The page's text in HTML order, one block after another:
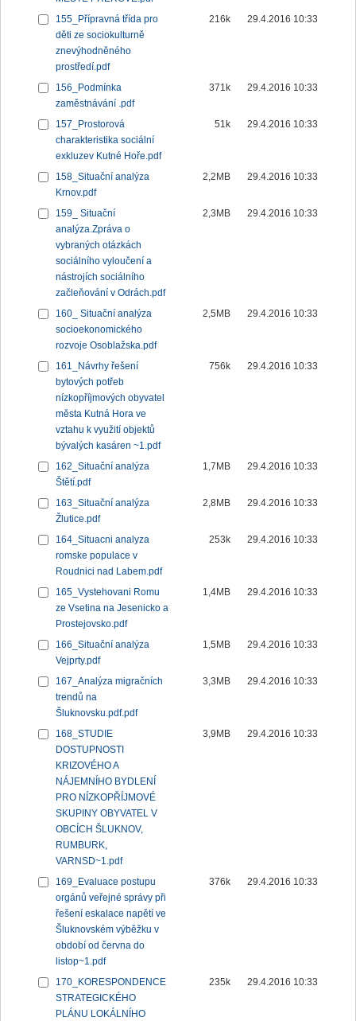
155_Přípravná třída pro
děti ze sociokulturně
znevýhodněného
prostředí.pdf
216k 29.4.2016 10:33
156_Podmínka
zaměstnávání .pdf
371k 29.4.2016 10:33
157_Prostorová
charakteristika sociální
exkluzev Kutné Hoře.pdf
51k 29.4.2016 10:33
158_Situační analýza
Krnov.pdf
2,2MB 29.4.2016 10:33
159_ Situační
analýza.Zpráva o
vybraných otázkách
sociálního vyloučení a
nástrojích sociálního
začleňování v Odrách.pdf
2,3MB 29.4.2016 10:33
160_ Situační analýza
socioekonomického
rozvoje Osoblažska.pdf
2,5MB 29.4.2016 10:33
161_Návrhy řešení
bytových potřeb
nízkopříjmových obyvatel
města Kutná Hora ve
vztahu k využití objektů
bývalých kasáren ~1.pdf
756k 29.4.2016 10:33
162_Situační analýza
Štětí.pdf
1,7MB 29.4.2016 10:33
163_Situační analýza
Žlutice.pdf
2,8MB 29.4.2016 10:33
164_Situacni analyza
romske populace v
Roudnici nad Labem.pdf
253k 29.4.2016 10:33
165_Vystehovani Romu
ze Vsetina na Jesenicko a
Prostejovsko.pdf
1,4MB 29.4.2016 10:33
166_Situační analýza
Vejprty.pdf
1,5MB 29.4.2016 10:33
167_Analýza migračních
trendů na
Šluknovsku.pdf.pdf
3,3MB 29.4.2016 10:33
168_STUDIE
DOSTUPNOSTI
KRIZOVÉHO A
NÁJEMNÍHO BYDLENÍ
PRO NÍZKOPŘÍJMOVÉ
SKUPINY OBYVATEL V
OBCÍCH ŠLUKNOV,
RUMBURK,
VARNSD~1.pdf
3,9MB 29.4.2016 10:33
169_Evaluace postupu
orgánů veřejné správy při
řešení eskalace napětí ve
Šluknovském výběžku v
období od června do
listop~1.pdf
376k 29.4.2016 10:33
170_KORESPONDENCE
STRATEGICKÉHO
PLÁNU LOKÁLNÍHO
235k 29.4.2016 10:33